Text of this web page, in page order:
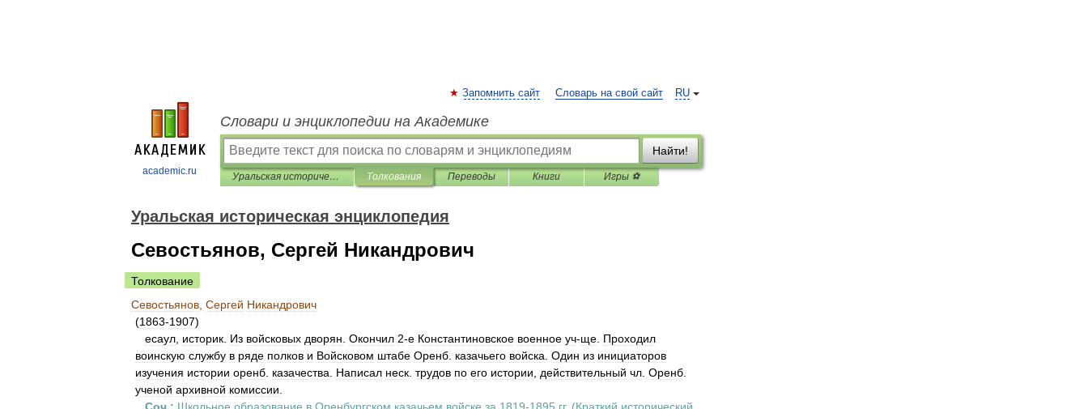
academic.ru
RU
Запомнить сайт Словарь на свой сайт
Словари и энциклопедии на Академике
Найти!
Уральская историческая энциклопедия Толкования Переводы Книги Игры ⚽
Уральская историческая энциклопедия
Севостьянов, Сергей Никандрович
Толкование
Севостьянов Сергей Никандрович
(1863-1907)
есаул историк Из войсковых дворян Окончил 2-е Константиновское военное уч-ще Проходил
воинскую службу в ряде полков и Войсковом штабе Оренб казачьего войска Один из инициаторов
изучения истории оренб казачества Написал неск трудов по его истории действительный чл Оренб
ученой архивной комиссии